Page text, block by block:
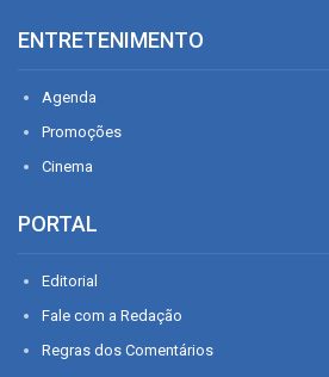
ENTRETENIMENTO
Agenda
Promoções
Cinema
PORTAL
Editorial
Fale com a Redação
Regras dos Comentários